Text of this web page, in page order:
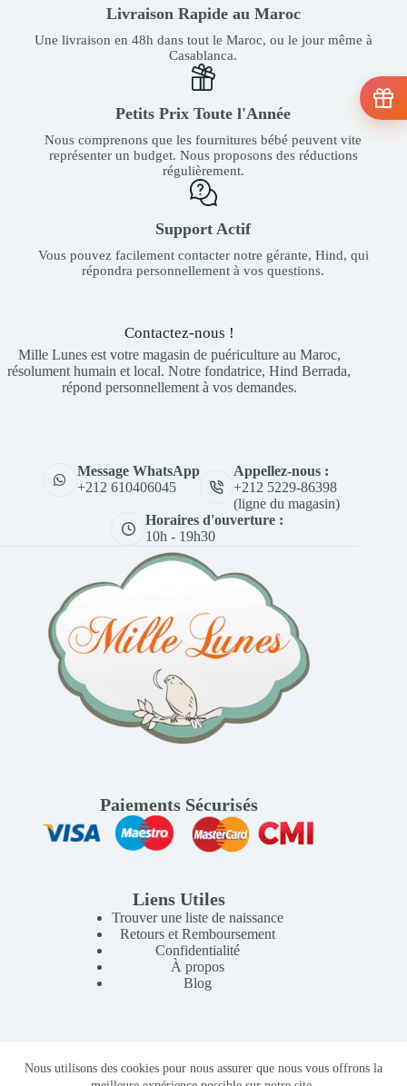
Nous utilisons des cookies pour nous assurer que nous vous offrons la
Livraison Rapide au Maroc
Une livraison en 48h dans tout le Maroc, ou le jour même à
Casablanca.
Petits Prix Toute l'Année
Nous comprenons que les fournitures bébé peuvent vite
représenter un budget. Nous proposons des réductions
régulièrement.
Support Actif
Vous pouvez facilement contacter notre gérante, Hind, qui
répondra personnellement à vos questions.
Contactez-nous !
Mille Lunes est votre magasin de puériculture au Maroc,
résolument humain et local. Notre fondatrice, Hind Berrada,
répond personnellement à vos demandes.
Message WhatsApp
+212 610406045
Appellez-nous :
+212 5229-86398
(ligne du magasin)
Horaires d'ouverture :
10h - 19h30
Paiements Sécurisés
Liens Utiles
Trouver une liste de naissance
Retours et Remboursement
Confidentialité
À propos
Blog
Copyright © 2026 Mille Lunes - Création du site :
Baptiste
-Conditions Générales de Vente